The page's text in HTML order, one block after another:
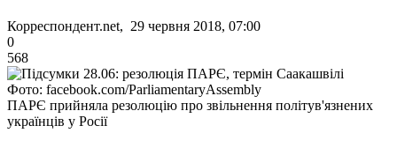
Корреспондент.net, 29 червня 2018, 07:00
0
568
Фото: facebook.com/ParliamentaryAssembly
ПАРЄ прийняла резолюцію про звільнення політув'язнених
українців у Росії